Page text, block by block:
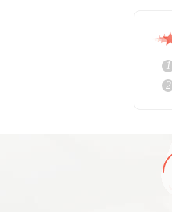
1
2